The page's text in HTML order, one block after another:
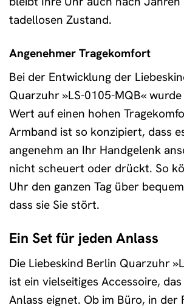
tadellosen Zustand.
Angenehmer Tragekomfort
Bei der Entwicklung der
Quarzuhr »LS-0105-MQB«
Wert auf einen hohen
Armband ist so konzipiert, dass
angenehm an Ihr Handgelenk
nicht scheuert oder drückt. So
Uhr den ganzen Tag über
dass sie Sie stört.
Ein Set für jeden Anlass
Die Liebeskind Berlin Quarzuhr
ist ein vielseitiges Accessoire,
Anlass eignet. Ob im Büro, in der